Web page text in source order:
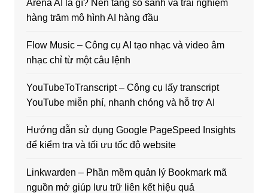
Arena AI là gì? Nền tảng so sánh và trải nghiệm
hàng trăm mô hình AI hàng đầu
Flow Music – Công cụ AI tạo nhạc và video âm
nhạc chỉ từ một câu lệnh
YouTubeToTranscript – Công cụ lấy transcript
YouTube miễn phí, nhanh chóng và hỗ trợ AI
Hướng dẫn sử dụng Google PageSpeed Insights
để kiểm tra và tối ưu tốc độ website
Linkwarden – Phần mềm quản lý Bookmark mã
nguồn mở giúp lưu trữ liên kết hiệu quả